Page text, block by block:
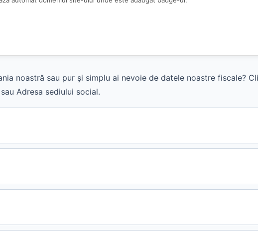
noastră sau pur și simplu ai nevoie de datele noastre fiscale?
Adresa sediului social.